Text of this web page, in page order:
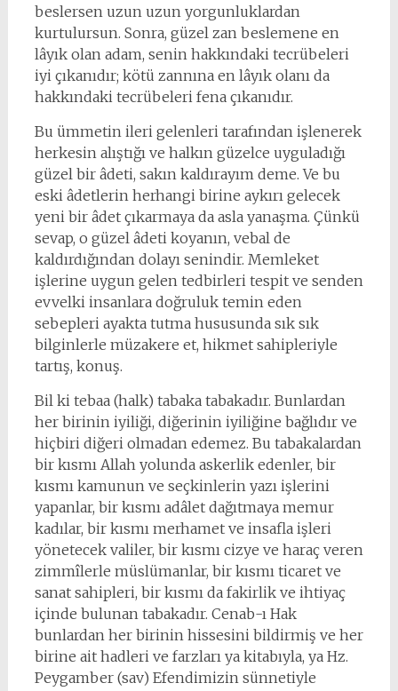
beslersen uzun uzun yorgunluklardan
kurtulursun. Sonra, güzel zan beslemene en
lâyık olan adam, senin hakkındaki tecrübeleri
iyi çıkanıdır; kötü zannına en lâyık olanı da
hakkındaki tecrübeleri fena çıkanıdır.
Bu ümmetin ileri gelenleri tarafından işlenerek
herkesin alıştığı ve halkın güzelce uyguladığı
güzel bir âdeti, sakın kaldırayım deme. Ve bu
eski âdetlerin herhangi birine aykırı gelecek
yeni bir âdet çıkarmaya da asla yanaşma. Çünkü
sevap, o güzel âdeti koyanın, vebal de
kaldırdığından dolayı senindir. Memleket
işlerine uygun gelen tedbirleri tespit ve senden
evvelki insanlara doğruluk temin eden
sebepleri ayakta tutma hususunda sık sık
bilginlerle müzakere et, hikmet sahipleriyle
tartış, konuş.
Bil ki tebaa (halk) tabaka tabakadır. Bunlardan
her birinin iyiliği, diğerinin iyiliğine bağlıdır ve
hiçbiri diğeri olmadan edemez. Bu tabakalardan
bir kısmı Allah yolunda askerlik edenler, bir
kısmı kamunun ve seçkinlerin yazı işlerini
yapanlar, bir kısmı adâlet dağıtmaya memur
kadılar, bir kısmı merhamet ve insafla işleri
yönetecek valiler, bir kısmı cizye ve haraç veren
zimmîlerle müslümanlar, bir kısmı ticaret ve
sanat sahipleri, bir kısmı da fakirlik ve ihtiyaç
içinde bulunan tabakadır. Cenab-ı Hak
bunlardan her birinin hissesini bildirmiş ve her
birine ait hadleri ve farzları ya kitabıyla, ya Hz.
Peygamber (sav) Efendimizin sünnetiyle